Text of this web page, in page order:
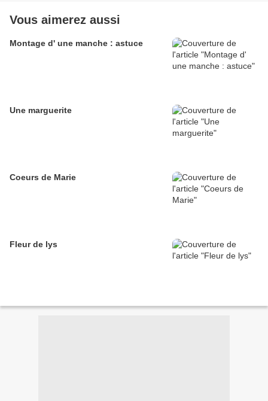
Vous aimerez aussi
Montage d' une manche : astuce
Une marguerite
Coeurs de Marie
Fleur de lys